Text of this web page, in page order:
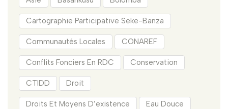
Cartographie Participative Seke-Banza
Communautés Locales CONAREF
Conflits Fonciers En RDC Conservation
CTIDD Droit
Droits Et Moyens D’existence Eau Douce